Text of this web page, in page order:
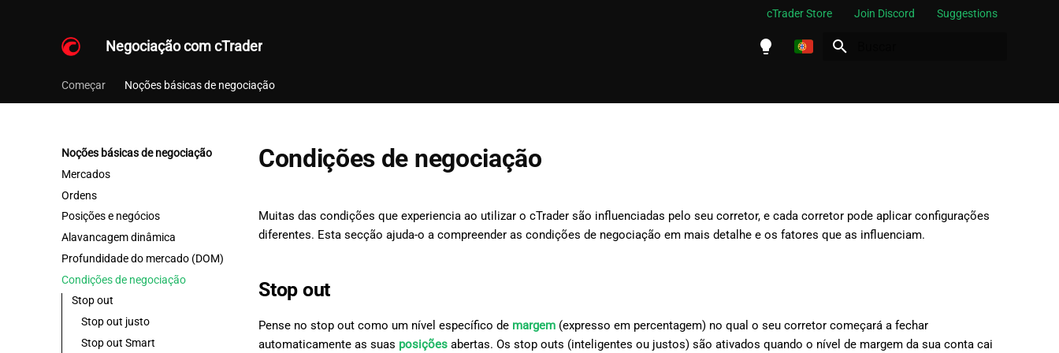
cTrader Store Join Discord Suggestions
Negociação com cTrader
Melayu
中文
Começar Noções básicas de negociação
Noções básicas de negociação
Mercados
Ordens
Posições e negócios
Alavancagem dinâmica
Profundidade do mercado (DOM)
Condições de negociação
Stop out
Stop out justo
Stop out Smart
Condições de negociação
Muitas das condições que experiencia ao utilizar o cTrader são influenciadas pelo seu corretor, e cada corretor pode aplicar configurações
diferentes. Esta secção ajuda-o a compreender as condições de negociação em mais detalhe e os fatores que as influenciam.
Stop out
Pense no stop out como um nível específico de margem (expresso em percentagem) no qual o seu corretor começará a fechar
automaticamente as suas posições abertas. Os stop outs (inteligentes ou justos) são ativados quando o nível de margem da sua conta cai